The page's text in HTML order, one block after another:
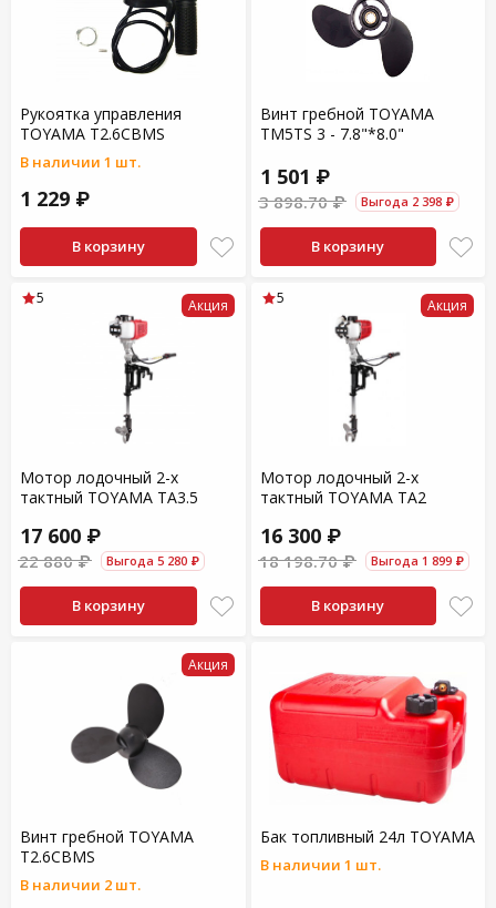
Рукоятка управления
TOYAMA T2.6CBMS
В наличии 1 шт.
1 229 ₽
В корзину
Винт гребной TOYAMA
TM5TS 3 - 7.8"*8.0"
1 501 ₽
3 898.70 ₽ Выгода 2 398 ₽
В корзину
Акция
Мотор лодочный 2-х
тактный TOYAMA TА3.5
17 600 ₽
22 880 ₽ Выгода 5 280 ₽
В корзину
5 Акция
Мотор лодочный 2-х
тактный TOYAMA TА2
16 300 ₽
18 198.70 ₽ Выгода 1 899 ₽
В корзину
5
Акция
Винт гребной TOYAMA
T2.6CBMS
В наличии 2 шт.
Бак топливный 24л TOYAMA
В наличии 1 шт.